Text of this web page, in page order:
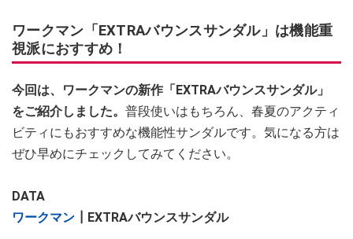
ワークマン「EXTRAバウンスサンダル」は機能重
視派におすすめ！
今回は、ワークマンの新作「EXTRAバウンスサンダル」
をご紹介しました。 普段使いはもちろん、春夏のアクティ
ビティにもおすすめな機能性サンダルです。気になる方は
ぜひ早めにチェックしてみてください。
DATA
ワークマン ┃EXTRAバウンスサンダル